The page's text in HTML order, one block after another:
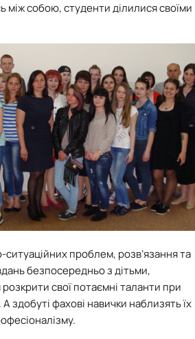
між собою, студенти ділилися своїми
проблем, розв’язання та
безпосередньо з дітьми,
свої потаємні таланти при
здобуті фахові навички наблизять їх